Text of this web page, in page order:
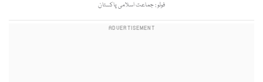
فوٹو : جماعت اسلامی پاکستان